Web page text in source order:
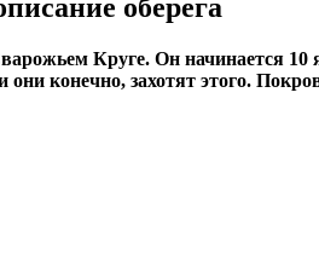
оберега
Круге. Он начинается
они конечно, захотят этого.